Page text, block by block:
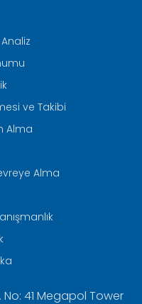
ve Takibi
Alma
Alma
41 Megapol Tower